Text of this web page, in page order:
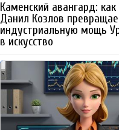
Каменский авангард: как
Данил Козлов
индустриальную мощь
в искусство